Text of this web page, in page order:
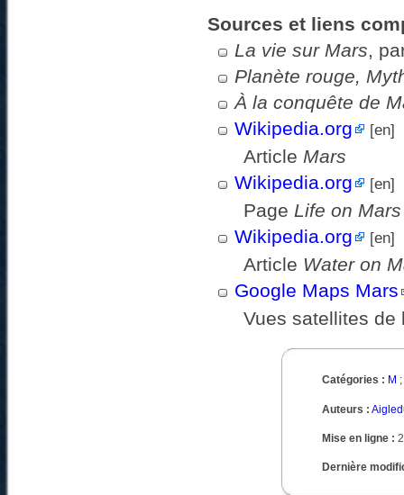
Sources et liens
La vie sur Mars,
Planète rouge,
À la conquête de
Wikipedia.org
[en]
Article Mars
Wikipedia.org
[en]
Page Life on Mars
Wikipedia.org
[en]
Article Water on
Google Maps Mars
Vues satellites de
Catégories : M ;
Auteurs :
Mise en ligne :
Dernière